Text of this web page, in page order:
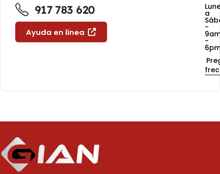
917 783 620
Ayuda en línea
a
-
-